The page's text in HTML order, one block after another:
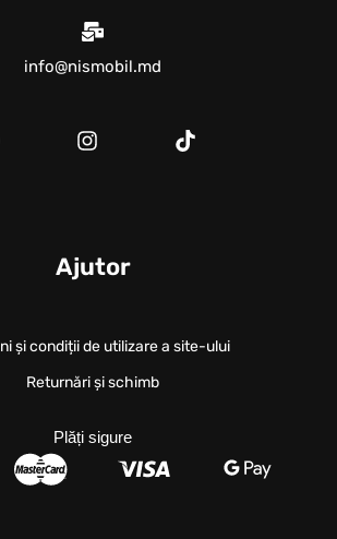
info@nismobil.md
Ajutor
și condiții de utilizare a site-ului
Returnări și schimb
Plăți sigure